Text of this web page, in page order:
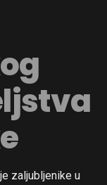
zaljubljenike u